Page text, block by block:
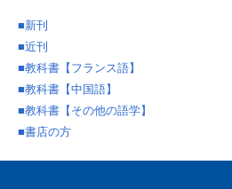
■新刊
■近刊
■教科書【フランス語】
■教科書【中国語】
■教科書【その他の語学】
■書店の方